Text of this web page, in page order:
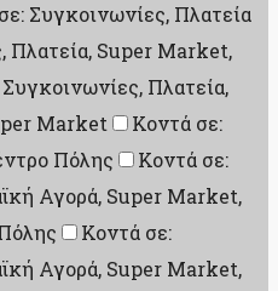
Συγκοινωνίες, Πλατεία
Πλατεία, Super Market,
Πλατεία,
Market
Κοντά σε:
Πόλης
Κοντά σε:
Αγορά, Super Market,
Κοντά σε:
Αγορά, Super Market,